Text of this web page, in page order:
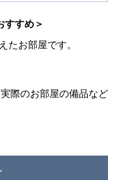
すすめ＞
お部屋です。
際のお部屋の備品など